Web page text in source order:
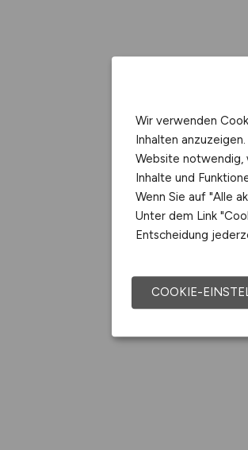
Wir verwenden
Inhalten
Website notwendig,
Inhalte und
Wenn Sie auf "Alle
Unter dem Link
Entscheidung
COOKIE-